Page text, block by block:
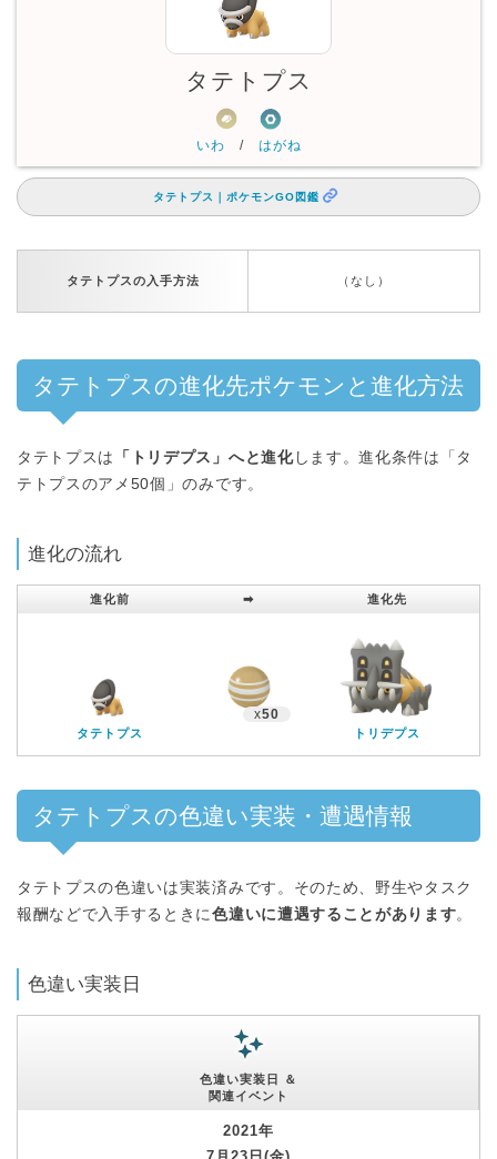
タテトプス
いわ / はがね
タテトプス｜ポケモンGO図鑑
タテトプスの入手方法 （なし）
タテトプスの進化先ポケモンと進化方法
タテトプスは 「トリデプス」へと進化します。進化条件は「タ
テトプスのアメ50個」のみです。
進化の流れ
進化前 ➡︎ 進化先
タテトプス
x50
トリデプス
タテトプスの色違い実装・遭遇情報
タテトプスの色違いは実装済みです。そのため、野生やタスク
報酬などで入手するときに色違いに遭遇することがあります。
色違い実装日
色違い実装日 ＆
関連イベント
2021年